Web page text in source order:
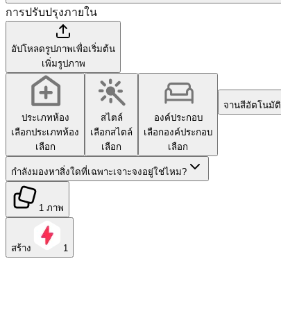
การปรับปรุงภายใน
อัปโหลดรูปภาพเพื่อเริ่มต้น
เพิ่มรูปภาพ
ประเภทห้อง
เลือกประเภทห้อง
เลือก
สไตล์
เลือกสไตล์
เลือก
องค์ประกอบ
เลือกองค์ประกอบ
เลือก
จานสีอัตโนมัติ
กำลังมองหาสิ่งใดที่เฉพาะเจาะจงอยู่ใช่ไหม?
1 ภาพ
สร้าง 1